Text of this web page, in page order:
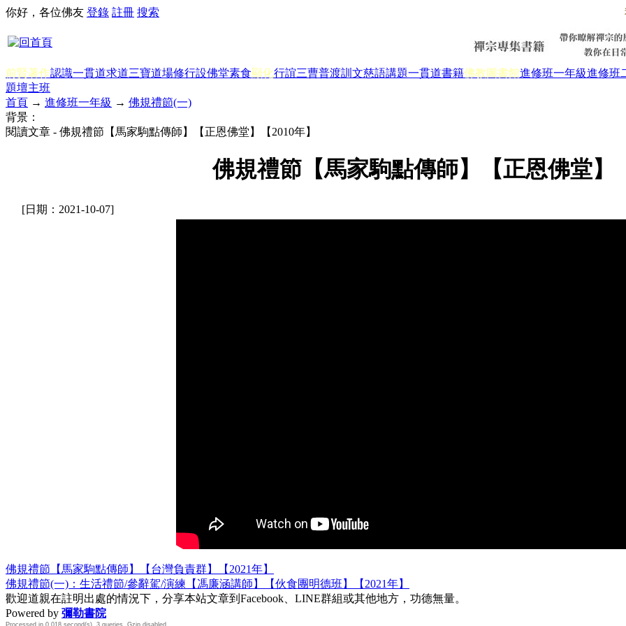
你好，各位佛友 登錄 註冊 搜索
前賢著作認識一貫道求道三寶道場修行設佛堂素食顯化行誼三曹普渡訓文慈語講題一貫道書籍佛教圖書館進修班一年級進修班
題壇主班
首頁 → 進修班一年級 → 佛規禮節(一)
背景：
閱讀文章 - 佛規禮節【馬家駒點傳師】【正恩佛堂】【2010年】
佛規禮節【馬家駒點傳師】【正恩佛堂】
[日期：2021-10-07]
佛規禮節【馬家駒點傳師】【台灣負責群】【2021年】
佛規禮節(一)：生活禮節/參辭駕/演練【馮廉涵講師】【伙食團明德班】【2021年】
歡迎道親在註明出處的情況下，分享本站文章到Facebook、LINE群組或其他地方，功德無量。
Powered by 彌勒書院
Processed in 0.018 second(s), 3 queries, Gzip disabled